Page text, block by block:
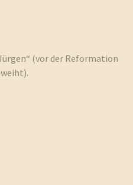
(vor der Reformation